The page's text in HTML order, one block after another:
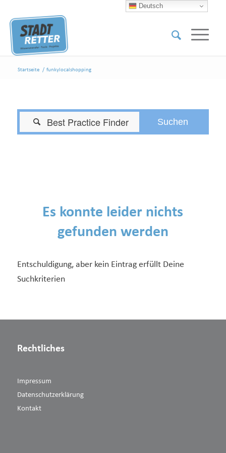
Startseite / funkylocalshopping

Es konnte leider nichts
gefunden werden
Entschuldigung, aber kein Eintrag erfüllt Deine
Suchkriterien
Rechtliches
Impressum
Datenschutzerklärung
Kontakt
Deutsch